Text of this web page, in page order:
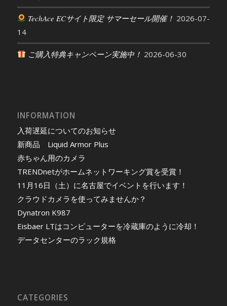
TechAce ECサイト限定 サマーセール開催！ 2026-07-
14
ご購入特典キャンペーン実施中！ 2026-06-30
INFORMATION
入荷遅延についてのお知らせ
新商品 Liquid Armor Plus
赤ちゃん用のカメラ
TRENDnetがホームネットワーキング賞を受賞！
11月16日（土）に名古屋でイベントを行います！
クラウドカメラを使ってみませんか？
Dynatron K987
Eisbaer LTはコンピューターを冷蔵庫のように冷却！
データセンターのラック規格
CATEGORIES